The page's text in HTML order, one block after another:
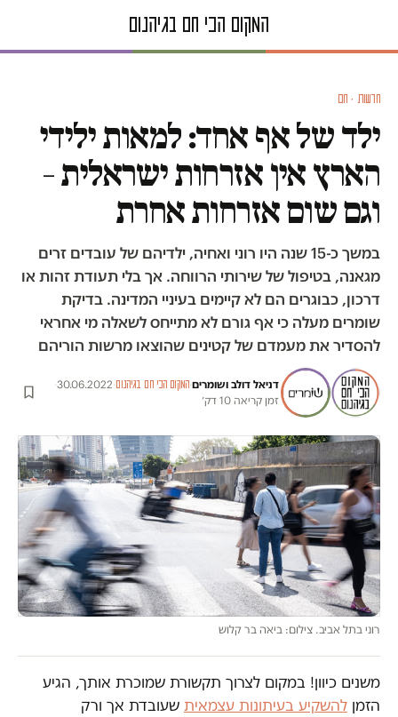
חדשות · חם
ילד של אף אחד: למאות ילידי
הארץ אין אזרחות ישראלית –
וגם שום אזרחות אחרת
במשך כ-15 שנה היו רוני ואחיה, ילדיהם של עובדים זרים
מגאנה, בטיפול של שירותי הרווחה. אך בלי תעודת זהות או
דרכון, כבוגרים הם לא קיימים בעיניי המדינה. בדיקת
שומרים מעלה כי אף גורם לא מתייחס לשאלה מי אחראי
להסדיר את מעמדם של קטינים שהוצאו מרשות הוריהם
דניאל דולב ושומרים·המקום הכי חם בגיהנום·
30.06.2022
·
זמן קריאה 10 דק׳
רוני בתל אביב. צילום: ביאה בר קלוש
משנים כיוון! במקום לצרוך תקשורת שמוכרת אותך, הגיע
הזמן להשקיע בעיתונות עצמאית שעובדת אך ורק